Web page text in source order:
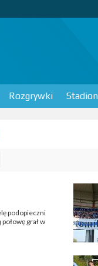
Rozgrywki Stadion
podopieczni
grał w